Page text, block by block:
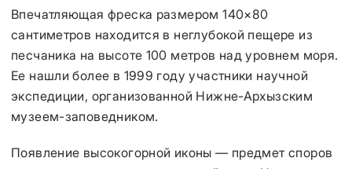
Впечатляющая фреска размером 140×80
сантиметров находится в неглубокой пещере из
песчаника на высоте 100 метров над уровнем моря.
Ее нашли более в 1999 году участники научной
экспедиции, организованной Нижне-Архызским
музеем-заповедником.
Появление высокогорной иконы — предмет споров